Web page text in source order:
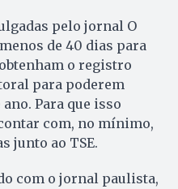
pelo jornal O
de 40 dias para
o registro
para poderem
Para que isso
com, no mínimo,
junto ao TSE.
com o jornal paulista,